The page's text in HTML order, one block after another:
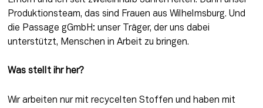
Produktionsteam, das sind Frauen aus Wilhelmsburg. Und
die Passage gGmbH: unser Träger, der uns dabei
unterstützt, Menschen in Arbeit zu bringen.
Was stellt ihr her?
Wir arbeiten nur mit recycelten Stoffen und haben mit